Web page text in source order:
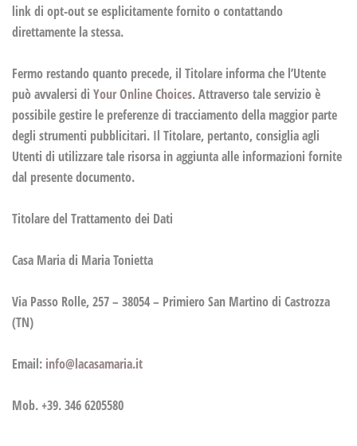
link di opt-out se esplicitamente fornito o contattando
direttamente la stessa.
Fermo restando quanto precede, il Titolare informa che l’Utente
può avvalersi di Your Online Choices. Attraverso tale servizio è
possibile gestire le preferenze di tracciamento della maggior parte
degli strumenti pubblicitari. Il Titolare, pertanto, consiglia agli
Utenti di utilizzare tale risorsa in aggiunta alle informazioni fornite
dal presente documento.
Titolare del Trattamento dei Dati
Casa Maria di Maria Tonietta
Via Passo Rolle, 257 – 38054 – Primiero San Martino di Castrozza
(TN)
Email: info@lacasamaria.it
Mob. +39. 346 6205580